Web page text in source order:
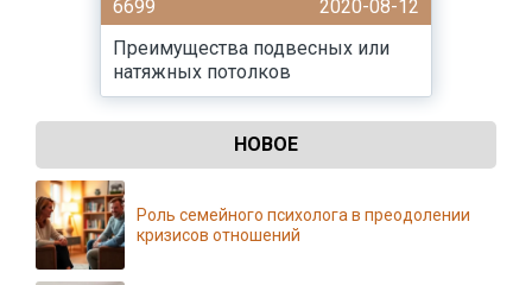
6699
2020-08-12
Преимущества подвесных или
натяжных потолков
НОВОЕ
Роль семейного психолога в преодолении
кризисов отношений